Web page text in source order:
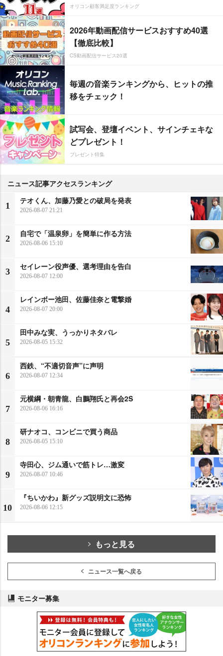
オリコン顧客満足度ランキング
2026年動画配信サービスおすすめ40選
【徹底比較】
CS動画配信サービス20選
毎週の音楽ランキングから、ヒットの推
移をチェック！
試写会、登壇イベント、サインチェキな
どプレゼント！
プレゼント特集
ニュース記事アクセスランキング
1
テオくん、加藤乃愛との破局を発表
2026-08-07 21:21
2
自宅で「温泉卵」を簡単に作る方法
2026-08-06 15:10
3
セイレーン役声優、選考理由を告白
2026-08-07 12:00
4
レインボー池田、佐藤佳奈と電撃婚
2026-08-07 20:00
5
田中みな実、うっかりネタバレ
2026-08-05 15:32
6
西鉄、“不適切音声”に声明
2026-08-07 12:34
7
元横綱・朝青龍、白鵬翔氏と再会2S
2026-08-06 16:16
8
研ナオコ、コンビニで買う商品
2026-08-05 15:10
9
寺田心、ジム通いで筋トレ…激変
2026-08-07 10:46
10
『ちいかわ』新グッズ説明文に恐怖
2026-08-06 12:15
もっと見る
ニュース一覧へ戻る
モニター募集